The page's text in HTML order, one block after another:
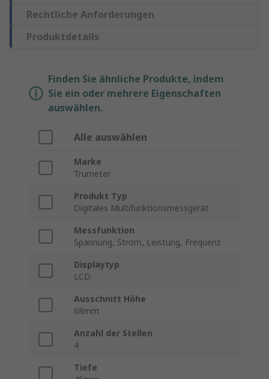
Rechtliche Anforderungen
Produktdetails
Finden Sie ähnliche Produkte, indem
Sie ein oder mehrere Eigenschaften
auswählen.
Alle auswählen
Marke
Trumeter
Produkt Typ
Digitales Multifunktionsmessgerät
Messfunktion
Spannung, Strom, Leistung, Frequenz
Displaytyp
LCD
Ausschnitt Höhe
68mm
Anzahl der Stellen
4
Tiefe